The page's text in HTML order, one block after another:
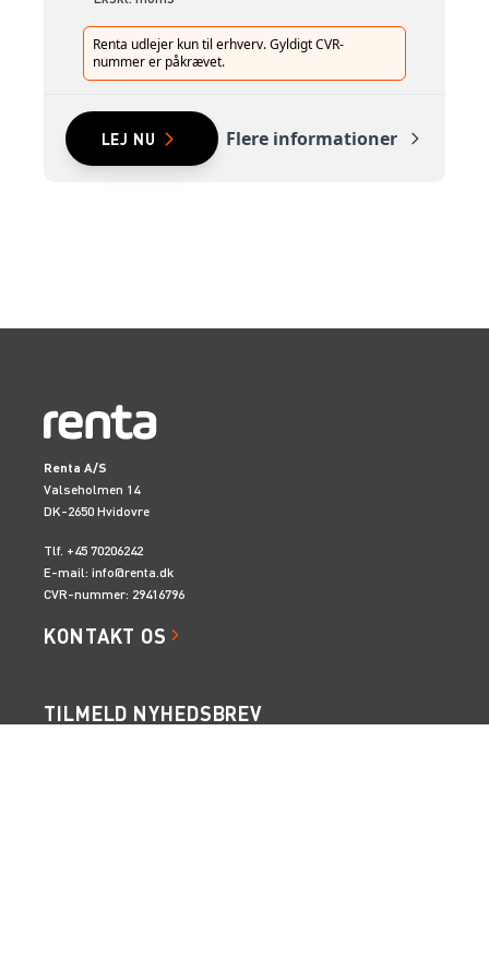
Renta udlejer kun til erhverv. Gyldigt CVR-
nummer er påkrævet.
LEJ NU Flere informationer
Renta A/S
Valseholmen 14
DK-2650 Hvidovre
Tlf. +45 70206242
E-mail: info@renta.dk
CVR-nummer: 29416796
KONTAKT OS
TILMELD NYHEDSBREV